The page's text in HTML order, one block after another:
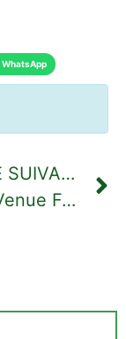
WhatsApp
ARTICLE SUIVANT
Submit Venue Form